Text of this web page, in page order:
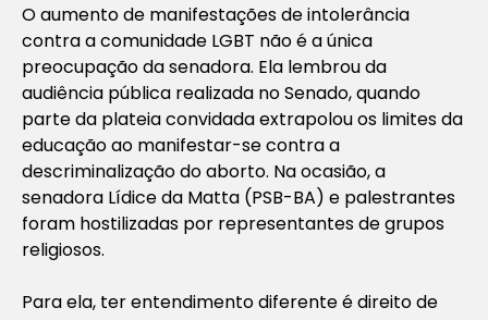
O aumento de manifestações de intolerância
contra a comunidade LGBT não é a única
preocupação da senadora. Ela lembrou da
audiência pública realizada no Senado, quando
parte da plateia convidada extrapolou os limites da
educação ao manifestar-se contra a
descriminalização do aborto. Na ocasião, a
senadora Lídice da Matta (PSB-BA) e palestrantes
foram hostilizadas por representantes de grupos
religiosos.
Para ela, ter entendimento diferente é direito de